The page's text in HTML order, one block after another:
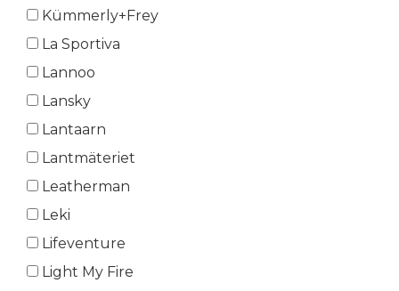
Kümmerly+Frey
La Sportiva
Lannoo
Lansky
Lantaarn
Lantmäteriet
Leatherman
Leki
Lifeventure
Light My Fire